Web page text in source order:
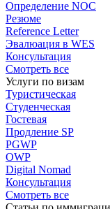
Определение NOC
Резюме
Reference Letter
Эвалюация в WES
Консультация
Смотреть все
Услуги по визам
Туристическая
Студенческая
Гостевая
Продление SP
PGWP
OWP
Digital Nomad
Консультация
Смотреть все